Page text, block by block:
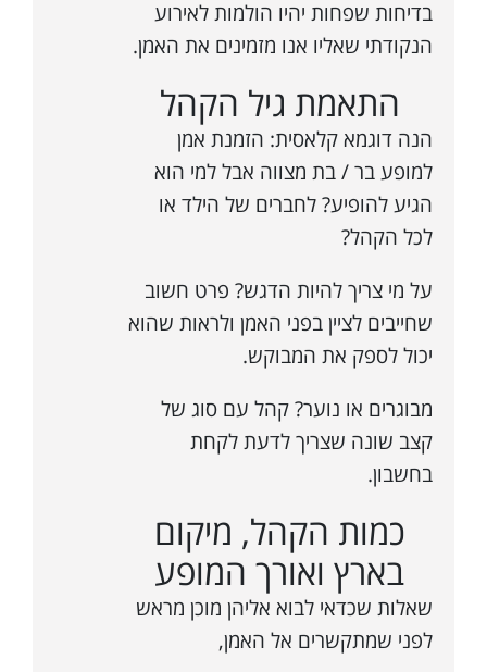
בדיחות שפחות יהיו הולמות לאירוע
הנקודתי שאליו אנו מזמינים את האמן.
התאמת גיל הקהל
הנה דוגמא קלאסית: הזמנת אמן
למופע בר / בת מצווה אבל למי הוא
הגיע להופיע? לחברים של הילד או
לכל הקהל?
על מי צריך להיות הדגש? פרט חשוב
שחייבים לציין בפני האמן ולראות שהוא
יכול לספק את המבוקש.
מבוגרים או נוער? קהל עם סוג של
קצב שונה שצריך לדעת לקחת
בחשבון.
כמות הקהל, מיקום
בארץ ואורך המופע
שאלות שכדאי לבוא אליהן מוכן מראש
לפני שמתקשרים אל האמן,